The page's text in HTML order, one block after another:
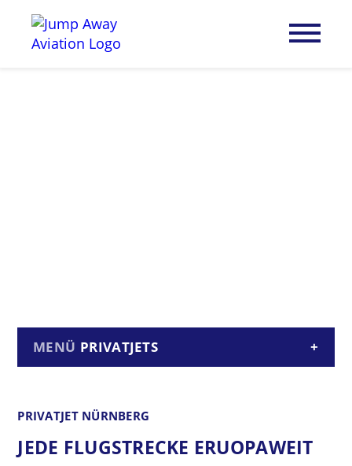
PRIVATJETS
PRIVATJET NÜRNBERG
JEDE FLUGSTRECKE ERUOPAWEIT